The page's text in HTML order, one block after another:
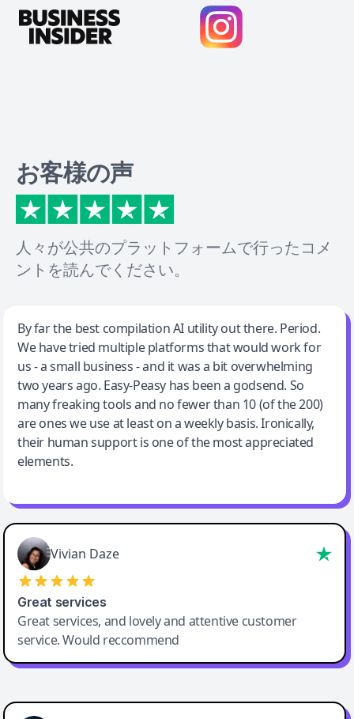
お客様の声
人々が公共のプラットフォームで行ったコメ
ントを読んでください。
Jeff Wilson
By far the best compilation AI utility
By far the best compilation AI utility out there. Period.
We have tried multiple platforms that would work for
us - a small business - and it was a bit overwhelming
two years ago. Easy-Peasy has been a godsend. So
many freaking tools and no fewer than 10 (of the 200)
are ones we use at least on a weekly basis. Ironically,
their human support is one of the most appreciated
elements.
Vivian Daze
Great services
Great services, and lovely and attentive customer
service. Would reccommend
Cody Crabb